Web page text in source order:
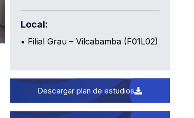
Local:
• Filial Grau – Vilcabamba (F01L02)
Descargar plan de estudios